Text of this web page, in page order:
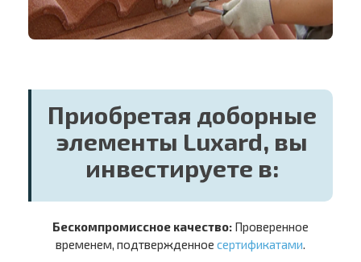
Приобретая доборные
элементы Luxard, вы
инвестируете в:
Бескомпромиссное качество: Проверенное
временем, подтвержденное сертификатами.